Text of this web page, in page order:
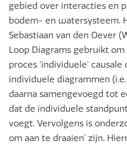
gebied over interacties en
bodem- en watersysteem.
Sebastiaan van den Oever
Loop Diagrams gebruikt
proces 'individuele'
individuele diagrammen
daarna samengevoegd tot
dat de individuele
voegt. Vervolgens is
om aan te draaien’ zijn.